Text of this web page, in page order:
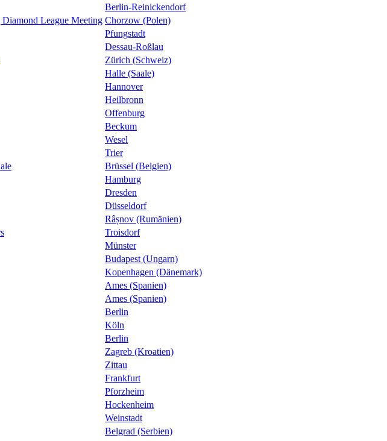
Berlin-Reinickendorf
League Meeting Chorzow (Polen)
Pfungstadt
Dessau-Roßlau
Zürich (Schweiz)
Halle (Saale)
Hannover
Heilbronn
Offenburg
Beckum
Wesel
Trier
Brüssel (Belgien)
Hamburg
Dresden
Düsseldorf
Râșnov (Rumänien)
Troisdorf
Münster
Budapest (Ungarn)
Kopenhagen (Dänemark)
Ames (Spanien)
Ames (Spanien)
Berlin
Köln
Berlin
Zagreb (Kroatien)
Zittau
Frankfurt
Pforzheim
Hockenheim
Weinstadt
Belgrad (Serbien)